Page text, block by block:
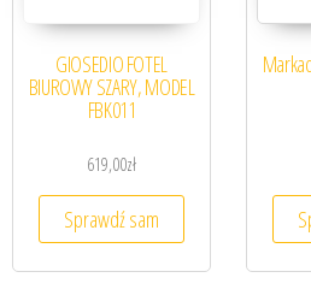
GIOSEDIO FOTEL
BIUROWY SZARY, MODEL
FBK011
619,00zł
Sprawdź sam